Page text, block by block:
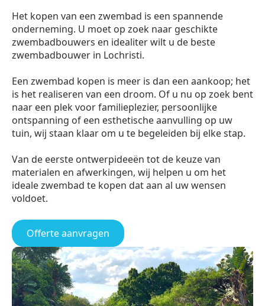
Het kopen van een zwembad is een spannende
onderneming. U moet op zoek naar geschikte
zwembadbouwers en idealiter wilt u de beste
zwembadbouwer in Lochristi.
Een zwembad kopen is meer is dan een aankoop; het
is het realiseren van een droom. Of u nu op zoek bent
naar een plek voor familieplezier, persoonlijke
ontspanning of een esthetische aanvulling op uw
tuin, wij staan klaar om u te begeleiden bij elke stap.
Van de eerste ontwerpideeën tot de keuze van
materialen en afwerkingen, wij helpen u om het
ideale zwembad te kopen dat aan al uw wensen
voldoet.
Offerte aanvragen